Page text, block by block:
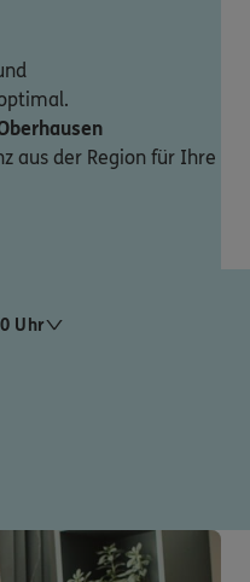
aus der Region für Ihre
Uhr